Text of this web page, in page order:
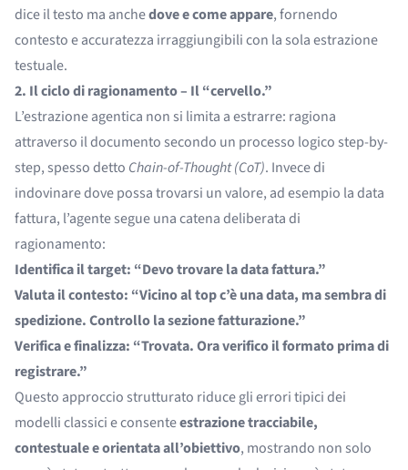
dice il testo ma anchedove e come appare, fornendo
contesto e accuratezza irraggiungibili con la sola estrazione
testuale.
2. Il ciclo di ragionamento – Il “cervello.”
L’estrazione agentica non si limita a estrarre: ragiona
attraverso il documento secondo un processo logico step-by-
step, spesso detto Chain-of-Thought (CoT). Invece di
indovinare dove possa trovarsi un valore, ad esempio la data
fattura, l’agente segue una catena deliberata di
ragionamento:
Identifica il target: “Devo trovare la data fattura.”
Valuta il contesto: “Vicino al top c’è una data, ma sembra di
spedizione. Controllo la sezione fatturazione.”
Verifica e finalizza: “Trovata. Ora verifico il formato prima di
registrare.”
Questo approccio strutturato riduce gli errori tipici dei
modelli classici e consenteestrazione tracciabile,
contestuale e orientata all’obiettivo, mostrando non solo